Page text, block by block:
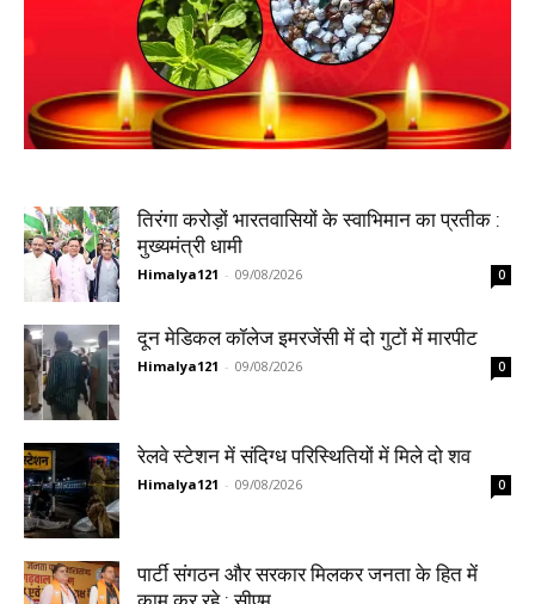
तिरंगा करोड़ों भारतवासियों के स्वाभिमान का प्रतीक :
मुख्यमंत्री धामी
Himalya121 - 09/08/2026 0
दून मेडिकल कॉलेज इमरजेंसी में दो गुटों में मारपीट
Himalya121 - 09/08/2026 0
रेलवे स्टेशन में संदिग्ध परिस्थितियों में मिले दो शव
Himalya121 - 09/08/2026 0
पार्टी संगठन और सरकार मिलकर जनता के हित में